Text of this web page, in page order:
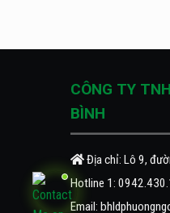
CÔNG TY
BÌNH
Địa chỉ: Lô 9,
Hotline 1:
Email: